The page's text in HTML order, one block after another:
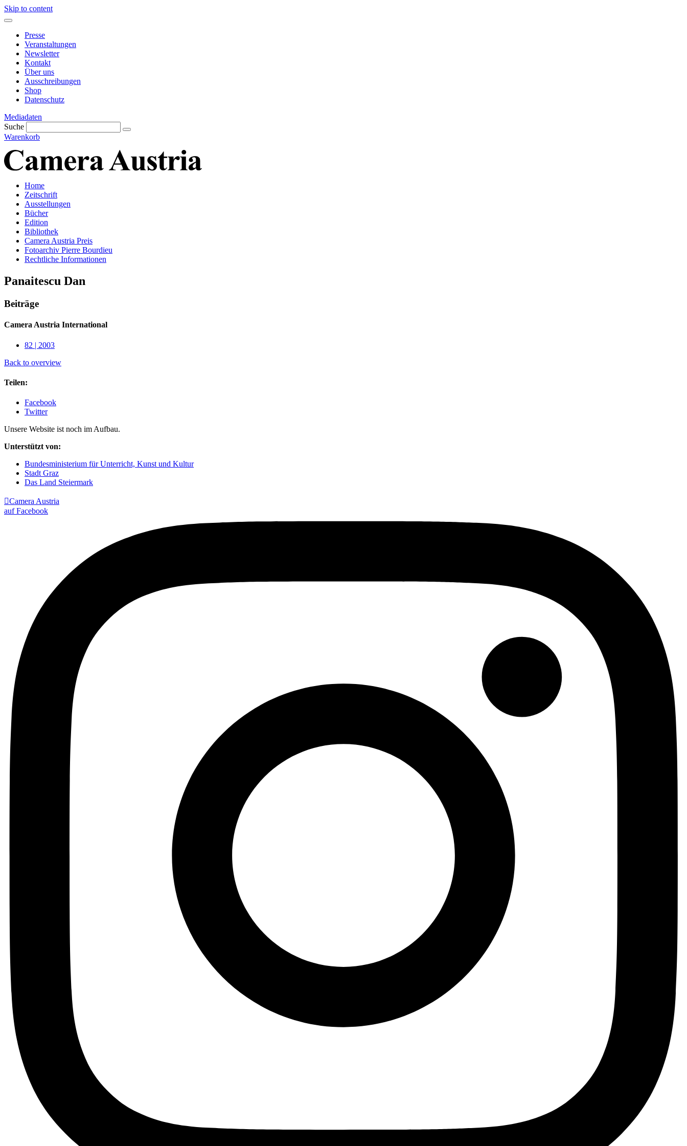
Skip to content
Presse
Veranstaltungen
Newsletter
Kontakt
Über uns
Ausschreibungen
Shop
Datenschutz
Mediadaten
Suche
Warenkorb
Home
Zeitschrift
Ausstellungen
Bücher
Edition
Bibliothek
Camera Austria Preis
Fotoarchiv Pierre Bourdieu
Rechtliche Informationen
Panaitescu Dan
Beiträge
Camera Austria International
82 | 2003
Back to overview
Teilen:
Facebook
Twitter
Unsere Website ist noch im Aufbau.
Unterstützt von:
Bundesministerium für Unterricht, Kunst und Kultur
Stadt Graz
Das Land Steiermark
Camera Austria
auf Facebook